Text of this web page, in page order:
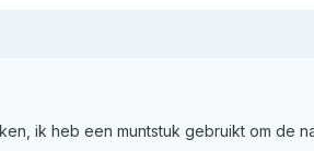
ik heb een muntstuk gebruikt om de